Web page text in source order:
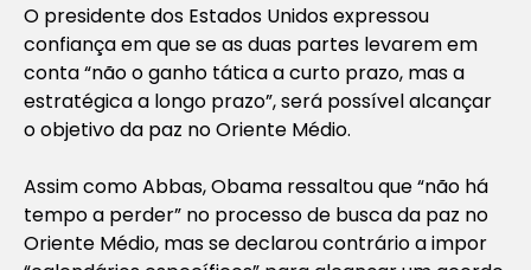
O presidente dos Estados Unidos expressou
confiança em que se as duas partes levarem em
conta “não o ganho tática a curto prazo, mas a
estratégica a longo prazo”, será possível alcançar
o objetivo da paz no Oriente Médio.
Assim como Abbas, Obama ressaltou que “não há
tempo a perder” no processo de busca da paz no
Oriente Médio, mas se declarou contrário a impor